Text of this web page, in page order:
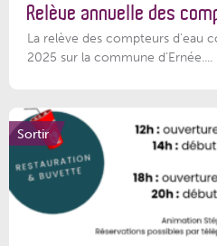
Relève annuelle des
La relève des compteurs d'eau
2025 sur la commune d’Ernée....
Sortir